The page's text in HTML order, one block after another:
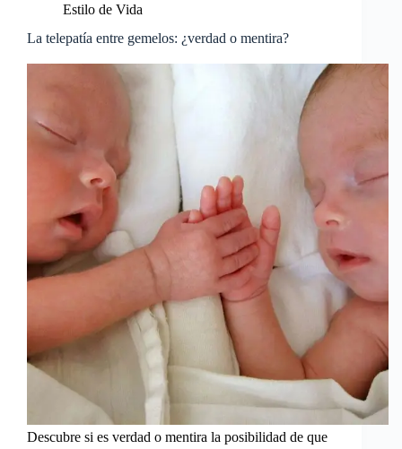
Estilo de Vida
La telepatía entre gemelos: ¿verdad o mentira?
Descubre si es verdad o mentira la posibilidad de que